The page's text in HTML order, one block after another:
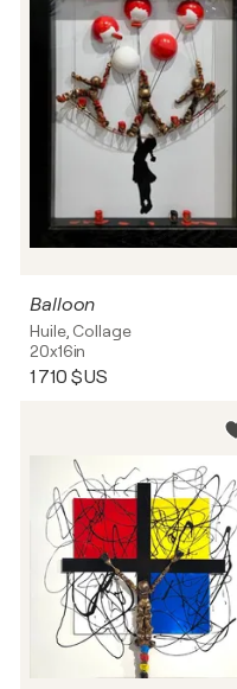
Balloon
Huile, Collage
20x16in
1 710 $US